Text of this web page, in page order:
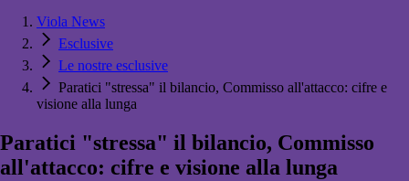
Viola News
Esclusive
Le nostre esclusive
Paratici "stressa" il bilancio, Commisso all'attacco: cifre e
visione alla lunga
Paratici "stressa" il bilancio, Commisso
all'attacco: cifre e visione alla lunga